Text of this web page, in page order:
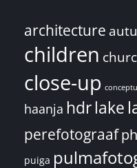
architecture
children
close-up
haanja hdrlake
perefotograaf
puiga